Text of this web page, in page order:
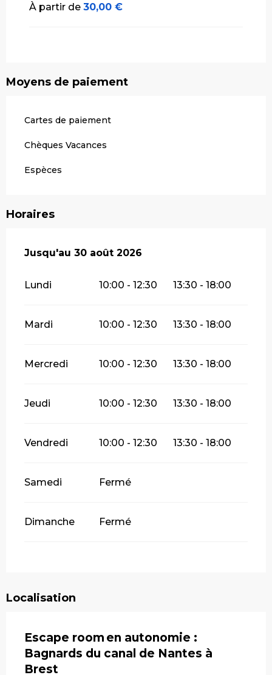
À partir de 30,00 €
Moyens de paiement
Cartes de paiement
Chèques Vacances
Espèces
Horaires
Du6 juillet 2026au30 août 2026
Jusqu'au 30 août 2026
Lundi 10:00 - 12:30 13:30 - 18:00
Mardi 10:00 - 12:30 13:30 - 18:00
Mercredi 10:00 - 12:30 13:30 - 18:00
Jeudi 10:00 - 12:30 13:30 - 18:00
Vendredi 10:00 - 12:30 13:30 - 18:00
Samedi Fermé
Dimanche Fermé
Localisation
Escape room en autonomie :
Bagnards du canal de Nantes à
Brest